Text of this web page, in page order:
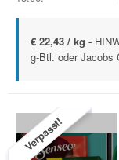
€ 22,43 / kg -
g-Btl. oder Jacobs
Verpasst!